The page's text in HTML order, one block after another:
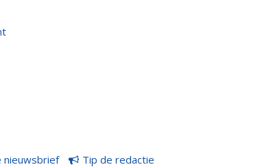
nieuwsbrief Tip de redactie